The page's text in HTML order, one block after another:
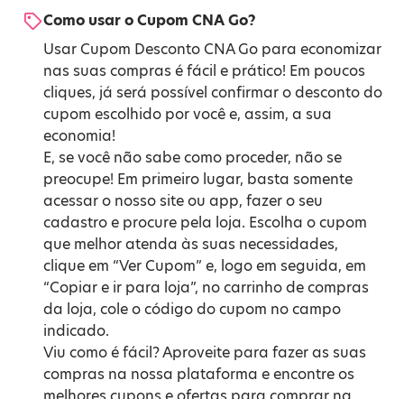
Como usar o Cupom CNA Go?
Usar Cupom Desconto CNA Go para economizar
nas suas compras é fácil e prático! Em poucos
cliques, já será possível confirmar o desconto do
cupom escolhido por você e, assim, a sua
economia!
E, se você não sabe como proceder, não se
preocupe! Em primeiro lugar, basta somente
acessar o nosso site ou app, fazer o seu
cadastro e procure pela loja. Escolha o cupom
que melhor atenda às suas necessidades,
clique em “Ver Cupom” e, logo em seguida, em
“Copiar e ir para loja”, no carrinho de compras
da loja, cole o código do cupom no campo
indicado.
Viu como é fácil? Aproveite para fazer as suas
compras na nossa plataforma e encontre os